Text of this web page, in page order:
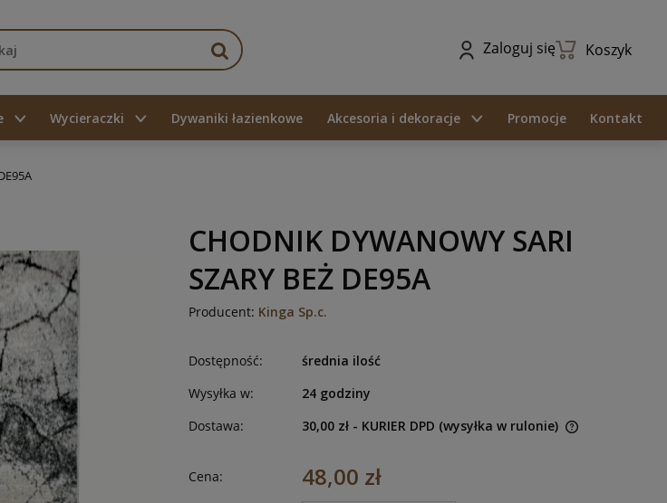
Zaloguj się Koszyk
Wycieraczki Dywaniki łazienkowe Akcesoria i dekoracje Promocje Kontakt
CHODNIK DYWANOWY SARI
SZARY BEŻ DE95A
Producent: Kinga Sp.c.
Dostępność:
średnia ilość
Wysyłka w:
24 godziny
Dostawa:
30,00 zł - KURIER DPD (wysyłka w rulonie)
Cena: 48,00 zł